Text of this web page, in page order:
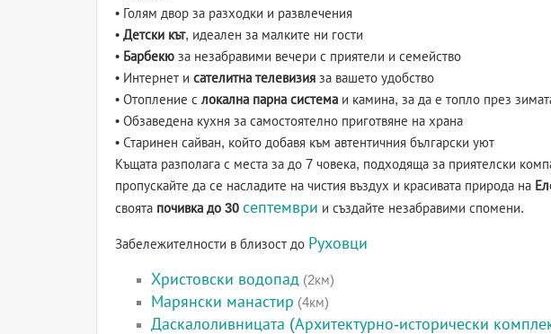
• Голям двор за разходки и развлечения
• Детски кът, идеален за малките ни гости
• Барбекю за незабравими вечери с приятели и семейство
• Интернет и сателитна телевизия за вашето удобство
• Отопление с локална парна система и камина, за да е топло през
• Обзаведена кухня за самостоятелно приготвяне на храна
• Старинен сайван, който добавя към автентичния български уют
Къщата разполага с места за до 7 човека, подходяща за приятелски
пропускайте да се насладите на чистия въздух и красивата природа на
своята почивка до 30 септември и създайте незабравими спомени.
Забележителности в близост до Руховци
Христовски водопад (2км)
Марянски манастир (4км)
Даскалоливницата (Архитектурно-исторически